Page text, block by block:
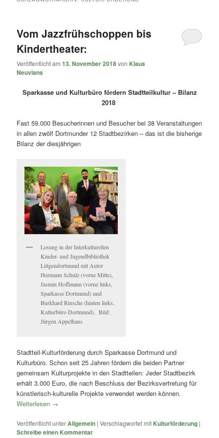
Vom Jazzfrühschoppen bis
Kindertheater:
Veröffentlicht am13. November 2018von Klaus
Neuvians
Sparkasse und Kulturbüro fördern Stadtteilkultur – Bilanz
2018
Fast 59.000 Besucherinnen und Besucher bei 38 Veranstaltungen
in allen zwölf Dortmunder 12 Stadtbezirken – das ist die bisherige
Bilanz der diesjährigen
Lesung in der Interkulturellen
Kinder- und Jugendbibliothek
Lütgendortmund mit Autor
Hermann Schulz (vorne Mitte),
Jasmin Hoffmann (vorne links,
Sparkasse Dortmund) und
Burkhard Rinsche (hinten links,
Kulturbüro Dortmund). Bild:
Jürgen Appelhans
Stadtteil-Kulturförderung durch Sparkasse Dortmund und
Kulturbüro. Schon seit 25 Jahren fördern die beiden Partner
gemeinsam Kulturprojekte in den Stadtteilen: Jeder Stadtbezirk
erhält 3.000 Euro, die nach Beschluss der Bezirksvertretung für
künstlerisch-kulturelle Projekte verwendet werden können.
Weiterlesen →
Veröffentlicht unterAllgemein |Verschlagwortet mit Kulturförderung |
Schreibe einen Kommentar